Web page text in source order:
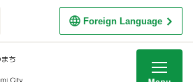
Foreign Language